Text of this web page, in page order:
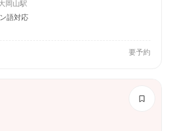
岡山駅
語対応
要予約